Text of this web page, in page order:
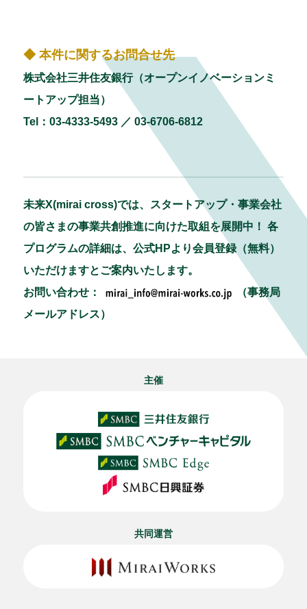
◆ 本件に関するお問合せ先
株式会社三井住友銀行（オープンイノベーションミ
ートアップ担当）
Tel：03-4333-5493 ／ 03-6706-6812
未来X(mirai cross)では、スタートアップ・事業会社
の皆さまの事業共創推進に向けた取組を展開中！ 各
プログラムの詳細は、公式HPより会員登録（無料）
いただけますとご案内いたします。
お問い合わせ：
（事務局
メールアドレス）
主催
共同運営